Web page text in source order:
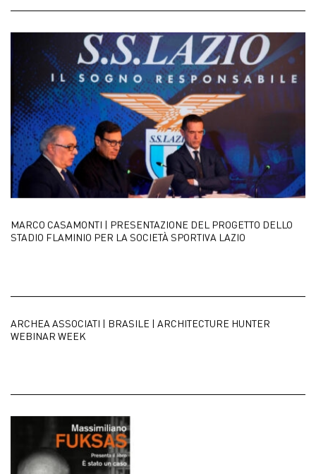
MARCO CASAMONTI | PRESENTAZIONE DEL PROGETTO DELLO
STADIO FLAMINIO PER LA SOCIETÀ SPORTIVA LAZIO
ARCHEA ASSOCIATI | BRASILE | ARCHITECTURE HUNTER
WEBINAR WEEK